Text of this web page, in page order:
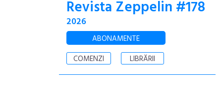
Revista Zeppelin #178
2026
ABONAMENTE
COMENZI
LIBRĂRII